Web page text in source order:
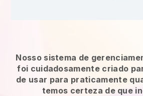
Nosso sistema de
foi cuidadosamente criado
de usar para praticamente
temos certeza de que